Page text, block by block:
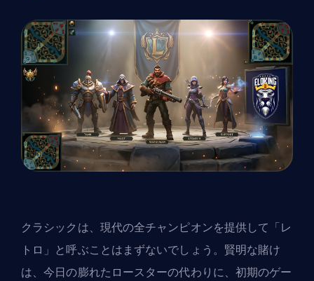
クラシックは、現代の全チャンピオンを提供して「レ
トロ」と呼ぶことはまずないでしょう。賢明な賭け
は、今日の膨れたロースターの代わりに、初期のゲー